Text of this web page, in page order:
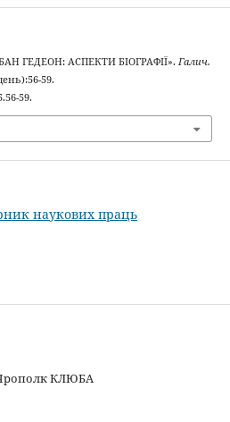
ГЕДЕОН: АСПЕКТИ БІОГРАФІЇ». Галич.
59.
59.
наукових праць
Ярополк КЛЮБА